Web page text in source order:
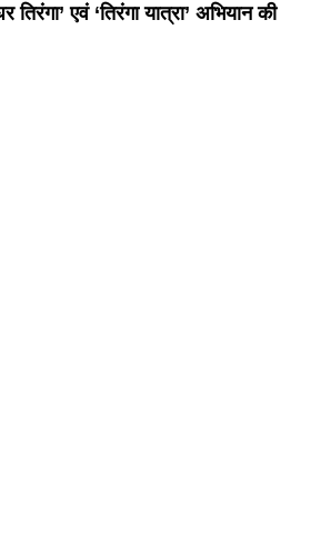
तिरंगा’ एवं ‘तिरंगा यात्रा’ अभियान की